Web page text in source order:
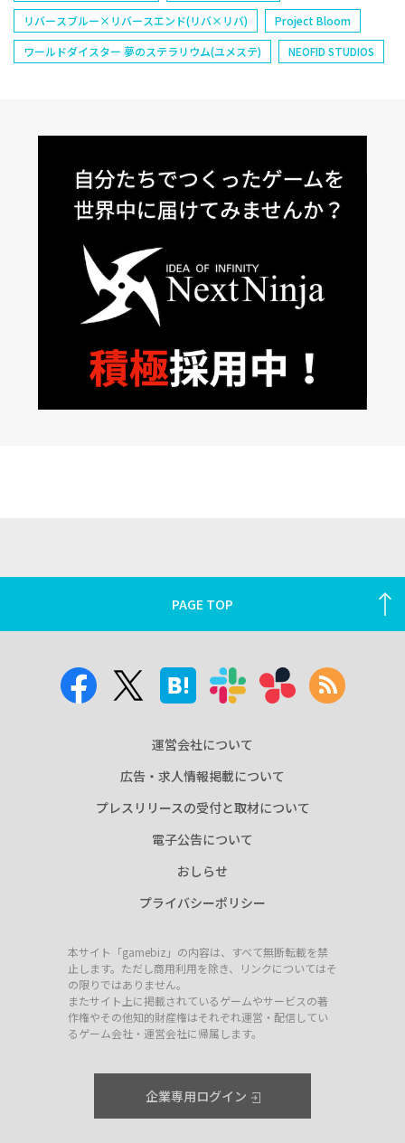
リバースブルー×リバースエンド(リバ×リバ)
Project Bloom
ワールドダイスター 夢のステラリウム(ユメステ)
NEOFID STUDIOS
PAGE TOP
運営会社について
広告・求人情報掲載について
プレスリリースの受付と取材について
電子公告について
おしらせ
プライバシーポリシー
本サイト「gamebiz」の内容は、すべて無断転載を禁
止します。ただし商用利用を除き、リンクについてはそ
の限りではありません。
またサイト上に掲載されているゲームやサービスの著
作権やその他知的財産権はそれぞれ運営・配信してい
るゲーム会社・運営会社に帰属します。
企業専用ログイン